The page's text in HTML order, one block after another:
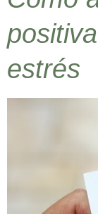
estrés